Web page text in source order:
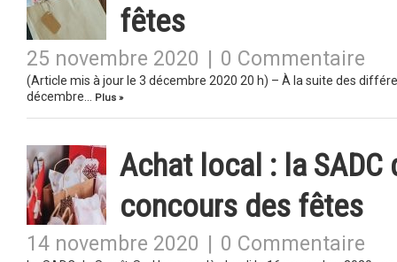
fêtes
25 novembre 2020 0 Commentaire
(Article mis à jour le 3 décembre 2020 20 h) – À la suite des
décembre…
Plus »
Achat local : la SADC
concours des fêtes
14 novembre 2020 0 Commentaire